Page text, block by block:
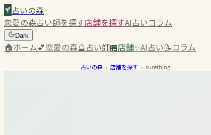
占いの森
恋愛の森占い師を探す店舗を探すAI占いコラム
Dark
🏠ホーム💕恋愛の森🔮占い師🏪店舗✨AI占い📝コラム
占いの森 › 店舗を探す › surething